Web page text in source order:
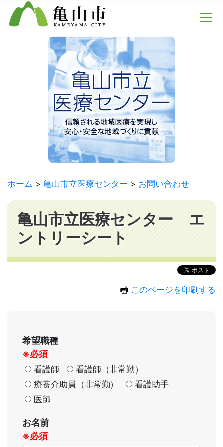
ホーム 亀山市立医療センター お問い合わせ
亀山市立医療センター エ
ントリーシート
このページを印刷する
希望職種
※必須
看護師
看護師（非常勤）
療養介助員（非常勤）
看護助手
医師
お名前
※必須